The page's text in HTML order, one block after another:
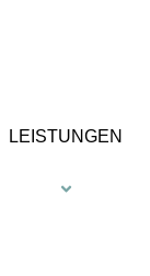
LEISTUNGEN